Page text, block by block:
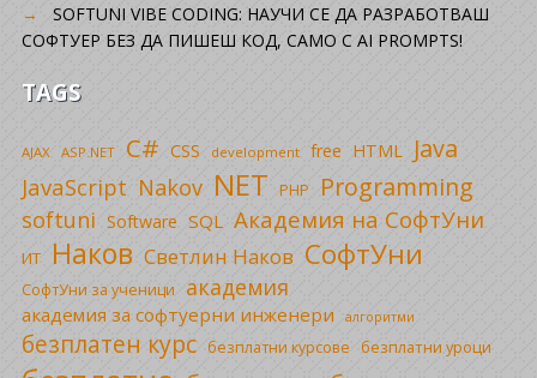
SOFTUNI VIBE CODING: НАУЧИ СЕ ДА РАЗРАБОТВАШ
СОФТУЕР БЕЗ ДА ПИШЕШ КОД, САМО С AI PROMPTS!
TAGS
AJAX ASP.NET C# CSS development free HTML Java
JavaScript Nakov NET PHP Programming
softuni Software SQL Академия на СофтУни
ИТ Наков Светлин Наков СофтУни
СофтУни за ученици академия
академия за софтуерни инженери алгоритми
безплатен курс безплатни курсове безплатни уроци